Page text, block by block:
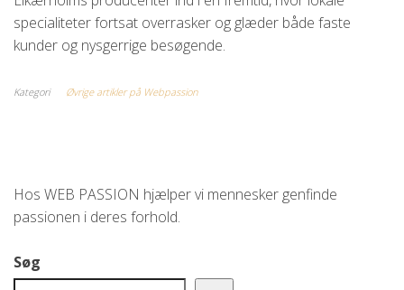
specialiteter fortsat overrasker og glæder både faste
kunder og nysgerrige besøgende.
Kategori Øvrige artikler på Webpassion
Hos WEB PASSION hjælper vi mennesker genfinde
passionen i deres forhold.
Søg